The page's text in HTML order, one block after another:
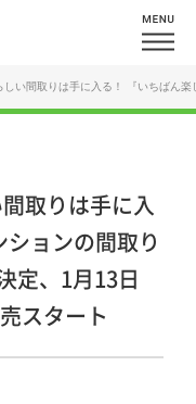
しい間取りは手に入る！ 『いちばん
取りは手に入
ョンの間取り
定、1月13日
スタート